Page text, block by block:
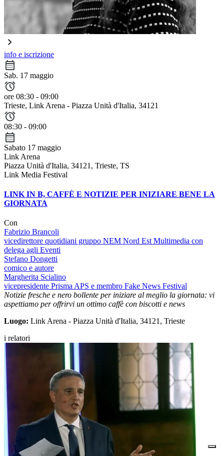
info e iscrizione
Sab. 17 maggio
ore 08:30 - 09:00
Trieste, Link Arena - Piazza Unità d'Italia, 34121
08:30 - 09:00
Sabato 17 maggio
Link Arena
Piazza Unità d'Italia, 34121, Trieste, TS
Link Media Festival
LINK IN B, CAFFÈ E NOTIZIE PER INIZIARE BENE LA
GIORNATA
Con
Fabrizio Brancoli
vicedirettore quotidiani gruppo NEM Nord Est Multimedia con
delega agli Eventi
Stefano Dongetti
comico e autore
Margherita Scialino
vicepresidente Prisma APS e membro Fake News Festival
Notizie fresche e nero bollente per iniziare al meglio la giornata: vi
aspettiamo per offrirvi un ottimo caffè con biscotti e news
Luogo: Link Arena - Piazza Unità d'Italia, 34121, Trieste
i relatori